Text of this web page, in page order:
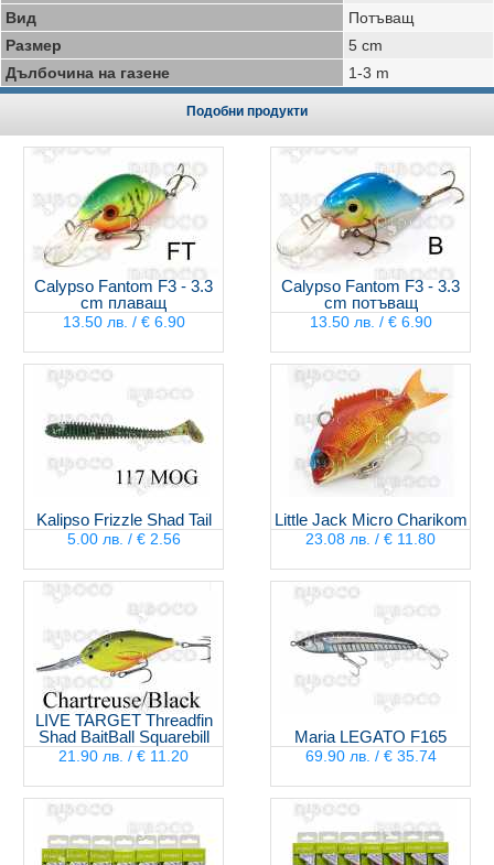
Вид
Потъващ
Размер
5 cm
Дълбочина на газене
1-3 m
Подобни продукти
Calypso Fantom F3 - 3.3
cm плаващ
13.50 лв. / € 6.90
Calypso Fantom F3 - 3.3
cm потъващ
13.50 лв. / € 6.90
Kalipso Frizzle Shad Tail
5.00 лв. / € 2.56
Little Jack Micro Charikom
23.08 лв. / € 11.80
LIVE TARGET Threadfin
Shad BaitBall Squarebill
21.90 лв. / € 11.20
Maria LEGATO F165
69.90 лв. / € 35.74